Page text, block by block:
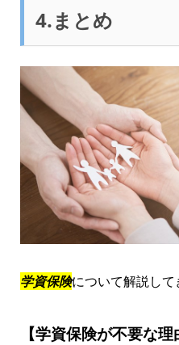
4.まとめ
学資保険について解説して
【学資保険が不要な理